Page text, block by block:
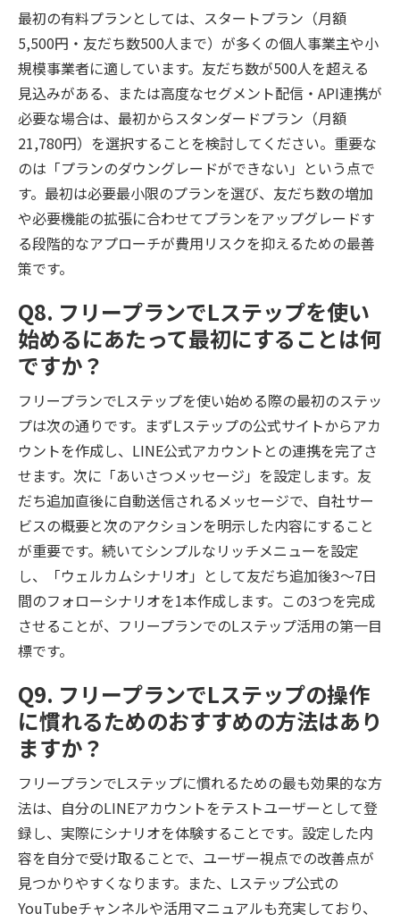
最初の有料プランとしては、スタートプラン（月額
5,500円・友だち数500人まで）が多くの個人事業主や小
規模事業者に適しています。友だち数が500人を超える
見込みがある、または高度なセグメント配信・API連携が
必要な場合は、最初からスタンダードプラン（月額
21,780円）を選択することを検討してください。重要な
のは「プランのダウングレードができない」という点で
す。最初は必要最小限のプランを選び、友だち数の増加
や必要機能の拡張に合わせてプランをアップグレードす
る段階的なアプローチが費用リスクを抑えるための最善
策です。
Q8. フリープランでLステップを使い
始めるにあたって最初にすることは何
ですか？
フリープランでLステップを使い始める際の最初のステッ
プは次の通りです。まずLステップの公式サイトからアカ
ウントを作成し、LINE公式アカウントとの連携を完了さ
せます。次に「あいさつメッセージ」を設定します。友
だち追加直後に自動送信されるメッセージで、自社サー
ビスの概要と次のアクションを明示した内容にすること
が重要です。続いてシンプルなリッチメニューを設定
し、「ウェルカムシナリオ」として友だち追加後3〜7日
間のフォローシナリオを1本作成します。この3つを完成
させることが、フリープランでのLステップ活用の第一目
標です。
Q9. フリープランでLステップの操作
に慣れるためのおすすめの方法はあり
ますか？
フリープランでLステップに慣れるための最も効果的な方
法は、自分のLINEアカウントをテストユーザーとして登
録し、実際にシナリオを体験することです。設定した内
容を自分で受け取ることで、ユーザー視点での改善点が
見つかりやすくなります。また、Lステップ公式の
YouTubeチャンネルや活用マニュアルも充実しており、